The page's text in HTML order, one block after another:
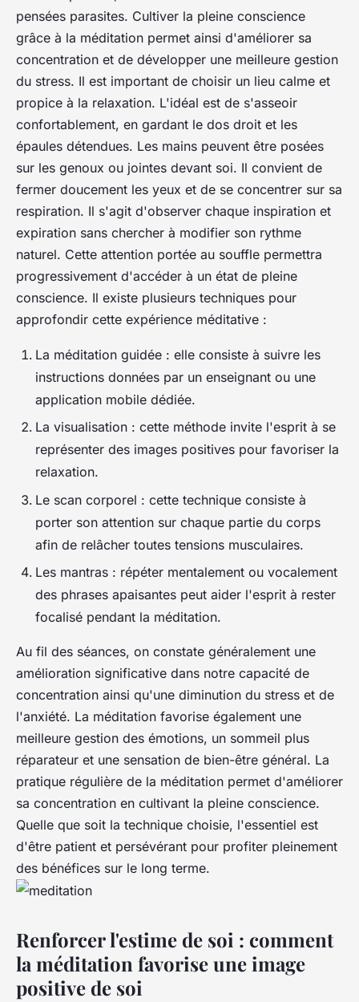
pensées parasites. Cultiver la pleine conscience
grâce à la méditation permet ainsi d'améliorer sa
concentration et de développer une meilleure gestion
du stress. Il est important de choisir un lieu calme et
propice à la relaxation. L'idéal est de s'asseoir
confortablement, en gardant le dos droit et les
épaules détendues. Les mains peuvent être posées
sur les genoux ou jointes devant soi. Il convient de
fermer doucement les yeux et de se concentrer sur sa
respiration. Il s'agit d'observer chaque inspiration et
expiration sans chercher à modifier son rythme
naturel. Cette attention portée au souffle permettra
progressivement d'accéder à un état de pleine
conscience. Il existe plusieurs techniques pour
approfondir cette expérience méditative :
La méditation guidée : elle consiste à suivre les
instructions données par un enseignant ou une
application mobile dédiée.
La visualisation : cette méthode invite l'esprit à se
représenter des images positives pour favoriser la
relaxation.
Le scan corporel : cette technique consiste à
porter son attention sur chaque partie du corps
afin de relâcher toutes tensions musculaires.
Les mantras : répéter mentalement ou vocalement
des phrases apaisantes peut aider l'esprit à rester
focalisé pendant la méditation.
Au fil des séances, on constate généralement une
amélioration significative dans notre capacité de
concentration ainsi qu'une diminution du stress et de
l'anxiété. La méditation favorise également une
meilleure gestion des émotions, un sommeil plus
réparateur et une sensation de bien-être général. La
pratique régulière de la méditation permet d'améliorer
sa concentration en cultivant la pleine conscience.
Quelle que soit la technique choisie, l'essentiel est
d'être patient et persévérant pour profiter pleinement
des bénéfices sur le long terme.
Renforcer l'estime de soi : comment
la méditation favorise une image
positive de soi